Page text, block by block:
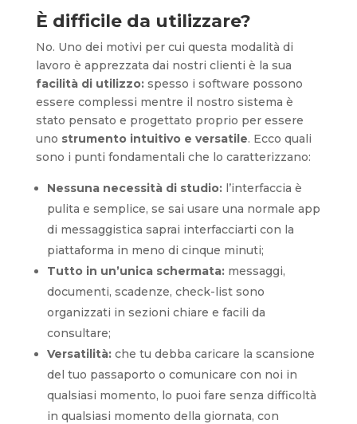
È difficile da utilizzare?
No. Uno dei motivi per cui questa modalità di
lavoro è apprezzata dai nostri clienti è la sua
facilità di utilizzo:spesso i software possono
essere complessi mentre il nostro sistema è
stato pensato e progettato proprio per essere
uno strumento intuitivo e versatile. Ecco quali
sono i punti fondamentali che lo caratterizzano:
Nessuna necessità di studio:l’interfaccia è
pulita e semplice, se sai usare una normale app
di messaggistica saprai interfacciarti con la
piattaforma in meno di cinque minuti;
Tutto in un’unica schermata:messaggi,
documenti, scadenze, check-list sono
organizzati in sezioni chiare e facili da
consultare;
Versatilità:che tu debba caricare la scansione
del tuo passaporto o comunicare con noi in
qualsiasi momento, lo puoi fare senza difficoltà
in qualsiasi momento della giornata, con